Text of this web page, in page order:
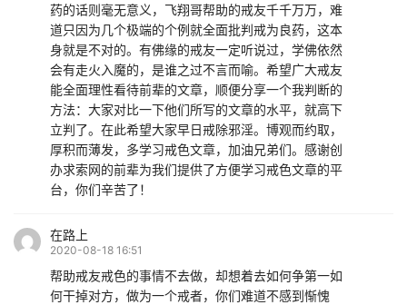
药的话则毫无意义，飞翔哥帮助的戒友千千万万，难
道只因为几个极端的个例就全面批判戒为良药，这本
身就是不对的。有佛缘的戒友一定听说过，学佛依然
会有走火入魔的，是谁之过不言而喻。希望广大戒友
能全面理性看待前辈的文章，顺便分享一个我判断的
方法：大家对比一下他们所写的文章的水平，就高下
立判了。在此希望大家早日戒除邪淫。博观而约取，
厚积而薄发，多学习戒色文章，加油兄弟们。感谢创
办求索网的前辈为我们提供了方便学习戒色文章的平
台，你们辛苦了！
在路上
2020-08-18 16:51
帮助戒友戒色的事情不去做，却想着去如何争第一如
何干掉对方，做为一个戒者，你们难道不感到惭愧